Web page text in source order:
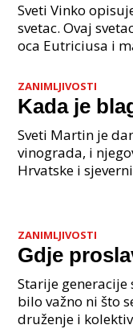
Sveti Vinko
svetac. Ovaj
oca Eutriciusa i
ZANIMLJIVOSTI
Kada je
Sveti Martin je
vinograda, i
Hrvatske i
ZANIMLJIVOSTI
Gdje
Starije generacije
bilo važno ni što
druženje i